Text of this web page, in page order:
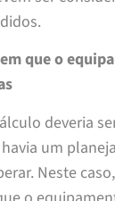
que o
deveria
um
Neste